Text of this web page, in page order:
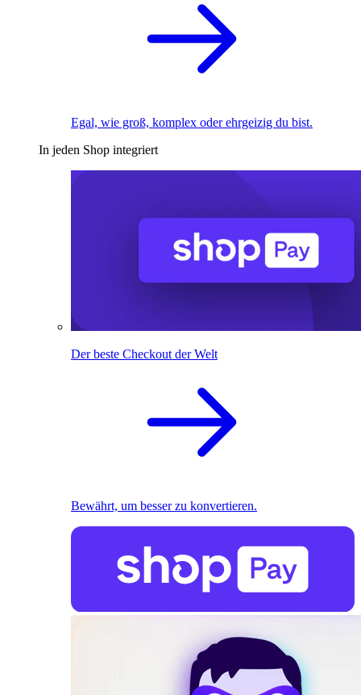
Egal, wie groß, komplex oder ehrgeizig du bist.
In jeden Shop integriert
Der beste Checkout der Welt
Bewährt, um besser zu konvertieren.